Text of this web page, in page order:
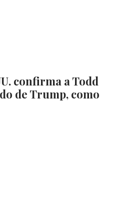
confirma a Todd
de Trump, como